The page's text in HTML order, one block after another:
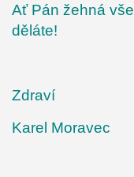
Ať Pán žehná
děláte!
Zdraví
Karel Moravec